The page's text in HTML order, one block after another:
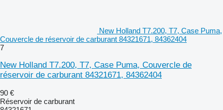
New Holland T7.200, T7, Case Puma,
Couvercle de réservoir de carburant 84321671, 84362404
7
New Holland T7.200, T7, Case Puma, Couvercle de
réservoir de carburant 84321671, 84362404
90 €
Réservoir de carburant